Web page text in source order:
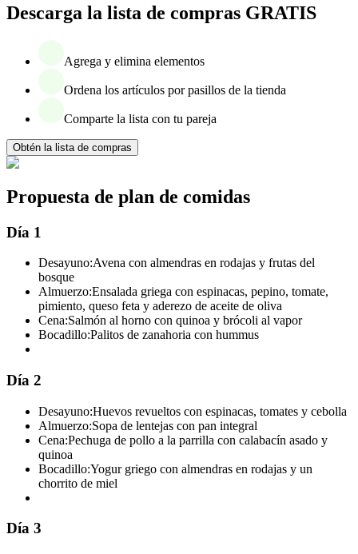
Descarga la lista de compras GRATIS
Agrega y elimina elementos
Ordena los artículos por pasillos de la tienda
Comparte la lista con tu pareja
Obtén la lista de compras
Propuesta de plan de comidas
Día 1
Desayuno:Avena con almendras en rodajas y frutas del
bosque
Almuerzo:Ensalada griega con espinacas, pepino, tomate,
pimiento, queso feta y aderezo de aceite de oliva
Cena:Salmón al horno con quinoa y brócoli al vapor
Bocadillo:Palitos de zanahoria con hummus
Día 2
Desayuno:Huevos revueltos con espinacas, tomates y cebolla
Almuerzo:Sopa de lentejas con pan integral
Cena:Pechuga de pollo a la parrilla con calabacín asado y
quinoa
Bocadillo:Yogur griego con almendras en rodajas y un
chorrito de miel
Día 3